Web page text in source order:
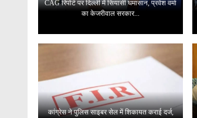
CAG रिपोर्ट पर दिल्ली में सियासी घमासान, प्रवेश वर्मा
का केजरीवाल सरकार...
कांग्रेस ने पुलिस साइबर सेल में शिकायत कराई दर्ज,